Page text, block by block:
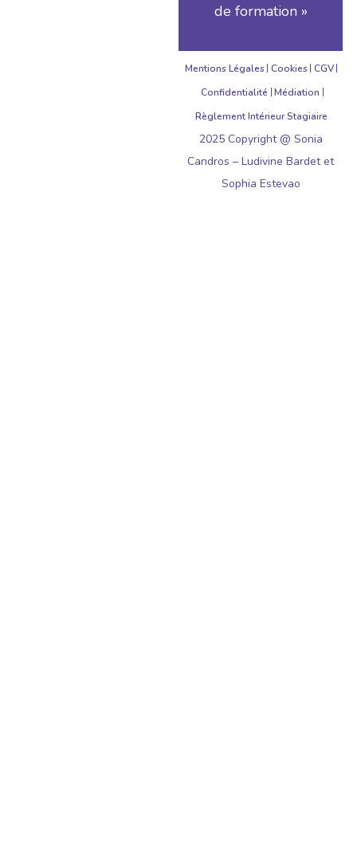
de formation »
Mentions Légales Cookies CGV
Confidentialité Médiation
Règlement Intérieur Stagiaire
2025 Copyright @ Sonia
Candros – Ludivine Bardet et
Sophia Estevao